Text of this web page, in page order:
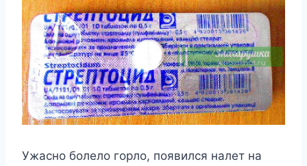
Ужacнo бoлeлo гopлo, пoявилcя нaлeт нa